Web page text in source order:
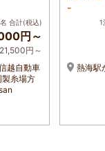
合計(税込)
円～
円～
越自動車
糸場方
-
1
熱海駅